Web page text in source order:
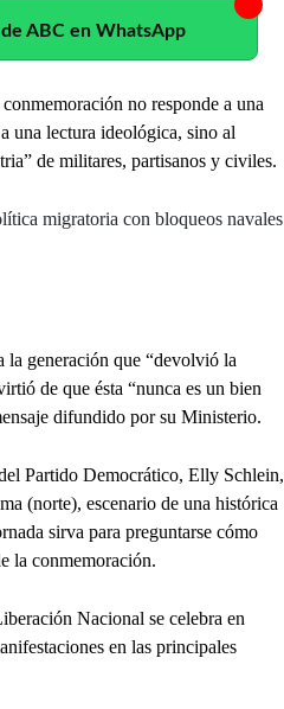
ABC en WhatsApp
no responde a una
una lectura ideológica, sino al
de militares, partisanos y civiles.
migratoria con bloqueos navales
la generación que “devolvió la
de que ésta “nunca es un bien
difundido por su Ministerio.
Partido Democrático, Elly Schlein,
(norte), escenario de una histórica
sirva para preguntarse cómo
la conmemoración.
Nacional se celebra en
en las principales